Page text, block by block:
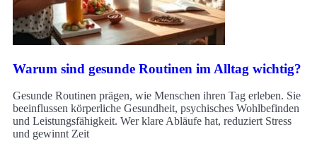
Warum sind gesunde Routinen im Alltag wichtig?
Gesunde Routinen prägen, wie Menschen ihren Tag erleben. Sie
beeinflussen körperliche Gesundheit, psychisches Wohlbefinden
und Leistungsfähigkeit. Wer klare Abläufe hat, reduziert Stress
und gewinnt Zeit